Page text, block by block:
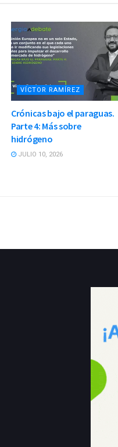
VÍCTOR RAMÍREZ
Crónicas bajo el paraguas.
Parte 4: Más sobre
hidrógeno
JULIO 10, 2026